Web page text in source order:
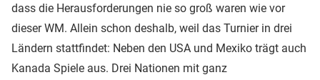
dass die Herausforderungen nie so groß waren wie vor
dieser WM. Allein schon deshalb, weil das Turnier in drei
Ländern stattfindet: Neben den USA und Mexiko trägt auch
Kanada Spiele aus. Drei Nationen mit ganz